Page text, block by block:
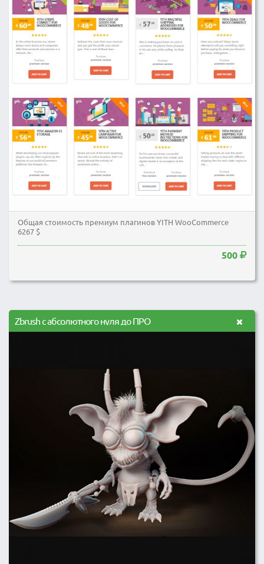
Общая стоимость премиум плагинов YITH WooCommerce
6267 $
500
Zbrush с абсолютного нуля до ПРО